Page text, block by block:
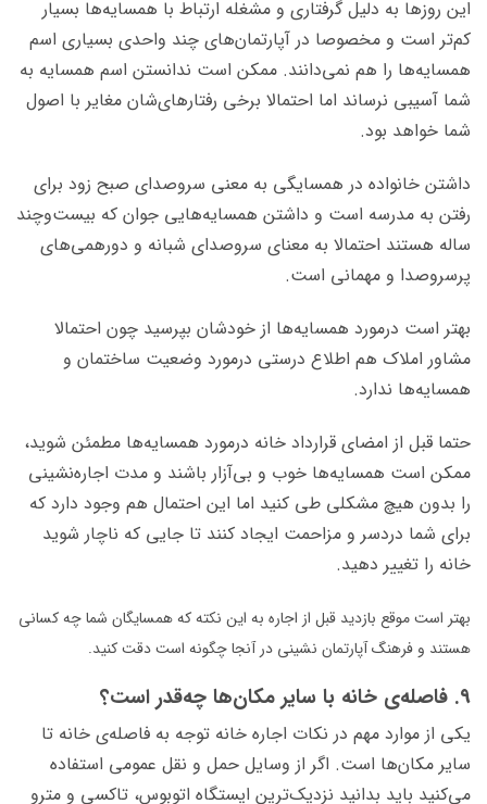
این روزها به دلیل گرفتاری و مشغله ارتباط با همسایه‌ها بسیار
کم‌تر است و مخصوصا در آپارتمان‌های چند واحدی بسیاری اسم
همسایه‌ها را هم نمی‌دانند. ممکن است ندانستن اسم همسایه به
شما آسیبی نرساند اما احتمالا برخی رفتارهای‌شان مغایر با اصول
شما خواهد بود.
داشتن خانواده در همسایگی به معنی سروصدای صبح زود برای
رفتن به مدرسه است و داشتن همسایه‌هایی جوان که بیست‌وچند
ساله هستند احتمالا به معنای سروصدای شبانه و دورهمی‌های
پرسروصدا و مهمانی است.
بهتر است درمورد همسایه‌ها از خودشان بپرسید چون احتمالا
مشاور املاک هم اطلاع درستی درمورد وضعیت ساختمان و
همسایه‌ها ندارد.
حتما قبل از امضای قرارداد خانه درمورد همسایه‌ها مطمئن شوید،
ممکن است همسایه‌ها خوب و بی‌آزار باشند و مدت اجاره‌نشینی
را بدون هیچ مشکلی طی کنید اما این احتمال هم وجود دارد که
برای شما دردسر و مزاحمت ایجاد کنند تا جایی که ناچار شوید
خانه را تغییر دهید.
بهتر است موقع بازدید قبل از اجاره به این نکته که همسایگان شما چه کسانی
هستند و فرهنگ آپارتمان نشینی در آنجا چگونه است دقت کنید.
۹. فاصله‌ی خانه با سایر مکان‌ها چه‌قدر است؟
یکی از موارد مهم در نکات اجاره خانه توجه به فاصله‌ی خانه تا
سایر مکان‌ها است. اگر از وسایل حمل و نقل عمومی استفاده
می‌کنید باید بدانید نزدیک‌ترین ایستگاه اتوبوس، تاکسی و مترو